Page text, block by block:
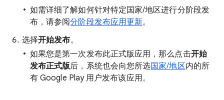
如需详细了解如何针对特定国家/地区进行分阶段发
布，请参阅分阶段发布应用更新。
选择开始发布。
如果您是第一次发布此正式版应用，那么点击开始
发布正式版后，系统也会向您所选国家/地区内的所
有 Google Play 用户发布该应用。